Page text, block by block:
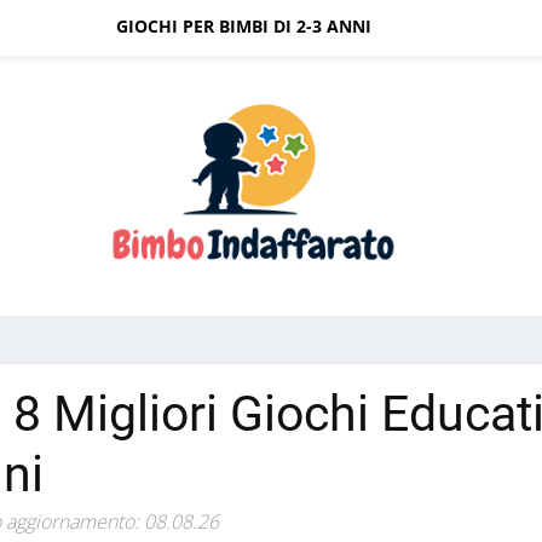
GIOCHI PER BIMBI DI 2-3 ANNI
8 Migliori Giochi
08.08.26